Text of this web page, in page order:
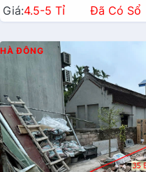
Giá:4.5-5 Tỉ Đã Có Sổ
HÀ ĐÔNG